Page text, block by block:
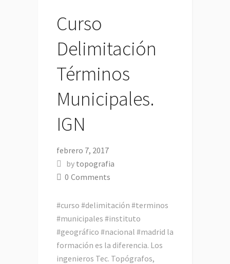
Curso
Delimitación
Términos
Municipales.
IGN
febrero 7, 2017
by topografia
0 Comments
#curso #delimitación #terminos
#municipales #instituto
#geográfico #nacional #madrid la
formación es la diferencia. Los
ingenieros Tec. Topógrafos,